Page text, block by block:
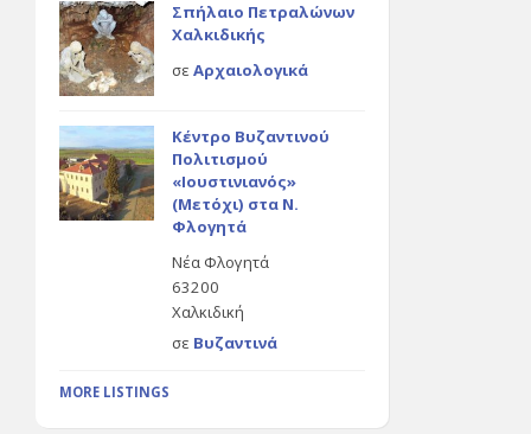
Σπήλαιο Πετραλώνων
Χαλκιδικής
σε Αρχαιολογικά
Κέντρο Βυζαντινού
Πολιτισμού
«Ιουστινιανός»
(Μετόχι) στα Ν.
Φλογητά
Νέα Φλογητά
63200
Χαλκιδική
σε Βυζαντινά
MORE LISTINGS